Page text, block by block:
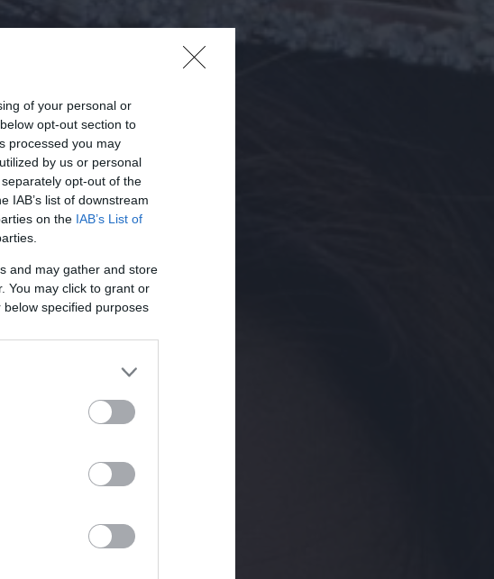
of your personal or
opt-out section to
processed you may
by us or personal
opt-out of the
IAB’s list of downstream
on the IAB’s List of
and may gather and store
You may click to grant or
specified purposes